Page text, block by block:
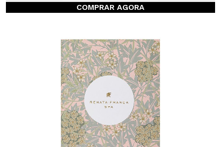
COMPRAR AGORA